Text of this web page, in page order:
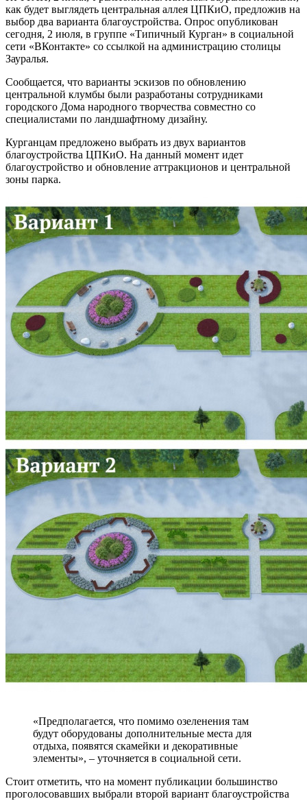
как будет выглядеть центральная аллея ЦПКиО, предложив на
выбор два варианта благоустройства. Опрос опубликован
сегодня, 2 июля, в группе «Типичный Курган» в социальной
сети «ВКонтакте» со ссылкой на администрацию столицы
Зауралья.
Сообщается, что варианты эскизов по обновлению
центральной клумбы были разработаны сотрудниками
городского Дома народного творчества совместно со
специалистами по ландшафтному дизайну.
Курганцам предложено выбрать из двух вариантов
благоустройства ЦПКиО. На данный момент идет
благоустройство и обновление аттракционов и центральной
зоны парка.
«Предполагается, что помимо озеленения там
будут оборудованы дополнительные места для
отдыха, появятся скамейки и декоративные
элементы», – уточняется в социальной сети.
Стоит отметить, что на момент публикации большинство
проголосовавших выбрали второй вариант благоустройства